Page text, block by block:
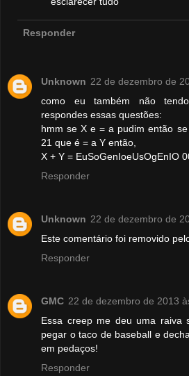
Responder
Unknown 22 de dezembro de
como eu também não
respondes essas questões:
hmm se X e = a pudim então
21 que é = a Y então,
X + Y = EuSoGenIoeUsOgEnIO
Responder
Unknown 22 de dezembro de
Este comentário foi removido
Responder
GMC 22 de dezembro de 2013
Essa creep me deu uma raiva
pegar o taco de baseball e
em pedaços!
Responder